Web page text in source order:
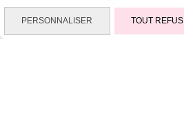
PERSONNALISER TOUT